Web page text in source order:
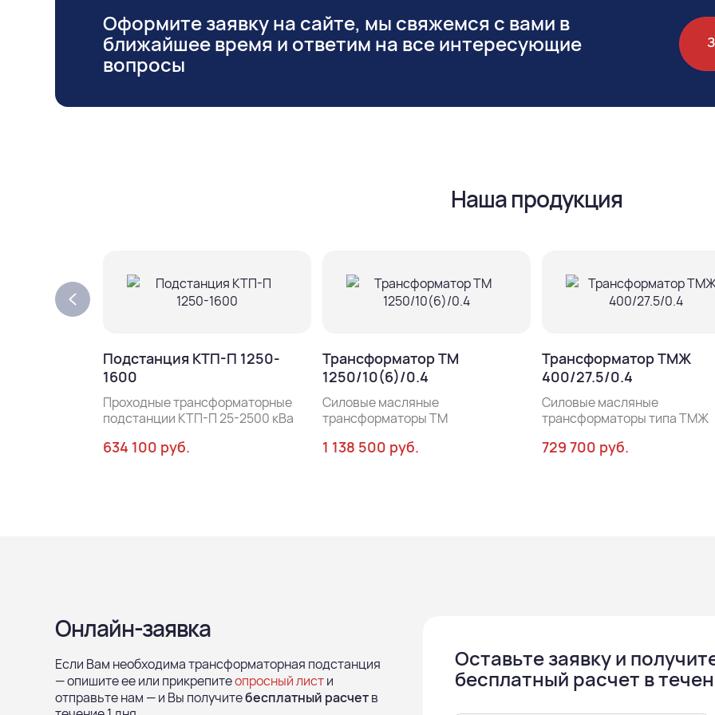
Оформите заявку на сайте, мы свяжемся с вами в
ближайшее время и ответим на все интересующие
вопросы
Наша продукция
Подстанция КТП-П 1250-
1600
Проходные трансформаторные
подстанции КТП-П 25-2500 кВа
634 100 руб.
Трансформатор ТМ
1250/10(6)/0.4
Силовые масляные
трансформаторы ТМ
1 138 500 руб.
Трансформатор ТМЖ
400/27.5/0.4
Силовые масляные
трансформаторы типа ТМЖ
729 700 руб.
Онлайн-заявка
Если Вам необходима трансформаторная подстанция
— опишите ее или прикрепитеопросный листи
отправьте нам — и Вы получитебесплатный расчетв
Оставьте заявку и
бесплатный расчет в